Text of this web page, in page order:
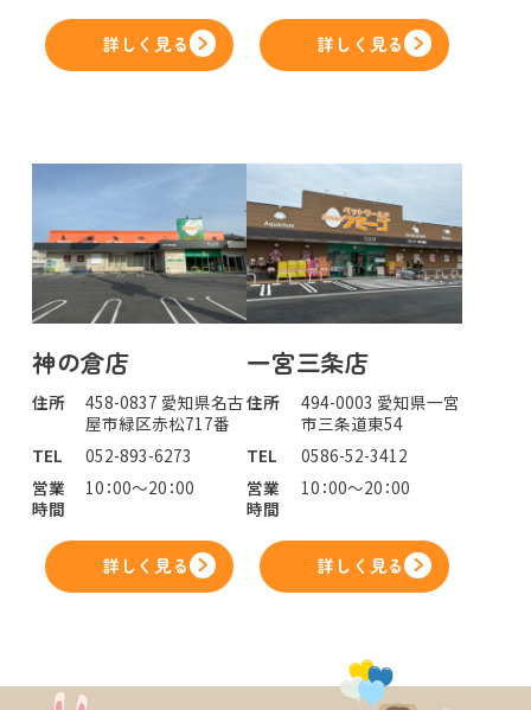
詳しく見る 詳しく見る
神の倉店
住所
458-0837 愛知県名古
屋市緑区赤松717番
TEL
052-893-6273
営業
時間
10：00～20：00
詳しく見る
一宮三条店
住所
494-0003 愛知県一宮
市三条道東54
TEL
0586-52-3412
営業
時間
10：00～20：00
詳しく見る